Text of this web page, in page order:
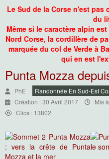
Le Sud de la Corse n'est
du
Même si le caractère alpin
Nord Corse, la cordillère de
marquée du col de Verde à
qui en est
Punta Mozza
PhE Randonnée En Sud-Est
Création : 30 Avril 2017
Mis
Clics : 13802